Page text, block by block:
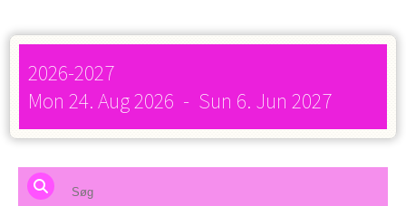
2026-2027
Mon 24. Aug 2026 - Sun 6. Jun 2027